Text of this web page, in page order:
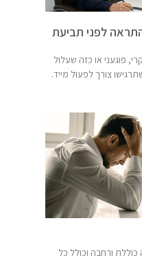
לפני תביעת
פוגעני או כזה שעלול
צורך לפעול מייד.
ורחבה וכולל כל